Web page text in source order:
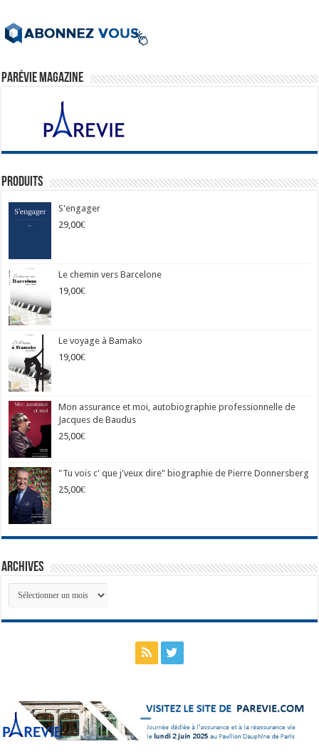
ParéVie Magazine
Produits
S'engager
29,00€
Le chemin vers Barcelone
19,00€
Le voyage à Bamako
19,00€
Mon assurance et moi, autobiographie professionnelle de
Jacques de Baudus
25,00€
"Tu vois c' que j'veux dire" biographie de Pierre Donnersberg
25,00€
Archives
Archives